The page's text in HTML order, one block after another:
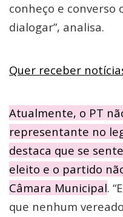
conheço e converso
dialogar”, analisa.
Quer receber
Atualmente, o PT
representante no
destaca que se
eleito e o partido
Câmara Municipal.
que nenhum